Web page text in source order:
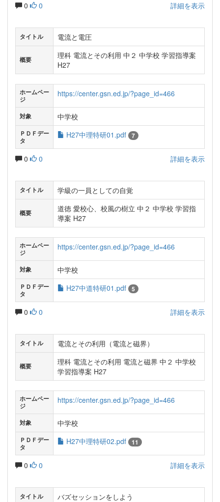
0 0 詳細を表示
タイトル 電流と電圧
概要
理科 電流とその利用 中２ 中学校 学習指導案
H27
ホームペー
ジ
https://center.gsn.ed.jp/?page_id=466
対象 中学校
ＰＤＦデー
タ
H27中理特研01.pdf 7
0 0 詳細を表示
タイトル 学級の一員としての自覚
概要
道徳 愛校心、校風の樹立 中２ 中学校 学習指
導案 H27
ホームペー
ジ
https://center.gsn.ed.jp/?page_id=466
対象 中学校
ＰＤＦデー
タ
H27中道特研01.pdf 5
0 0 詳細を表示
タイトル 電流とその利用（電流と磁界）
概要
理科 電流とその利用 電流と磁界 中２ 中学校
学習指導案 H27
ホームペー
ジ
https://center.gsn.ed.jp/?page_id=466
対象 中学校
ＰＤＦデー
タ
H27中理特研02.pdf 11
0 0 詳細を表示
タイトル バズセッションをしよう